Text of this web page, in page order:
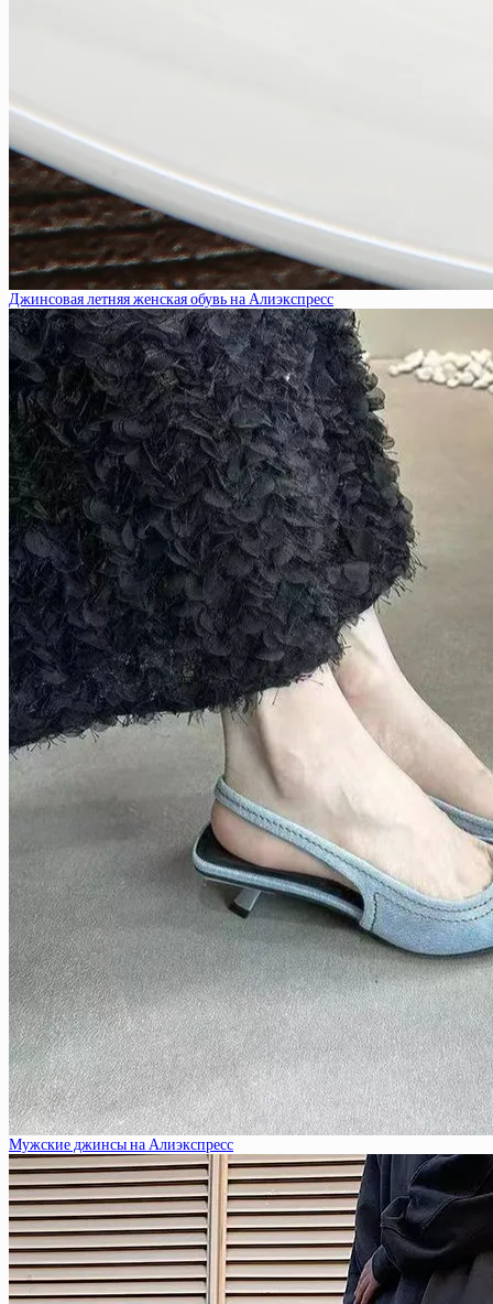
Джинсовая летняя женская обувь на Алиэкспресс
Мужские джинсы на Алиэкспресс